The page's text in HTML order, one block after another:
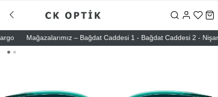
Mağazalarımız – Bağdat Caddesi 1 - Bağdat Caddesi 2 -